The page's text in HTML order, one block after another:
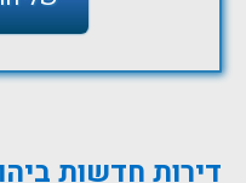
דירות חדשות